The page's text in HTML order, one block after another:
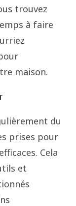
trouvez
à faire
maison.
du
prises pour
Cela
et